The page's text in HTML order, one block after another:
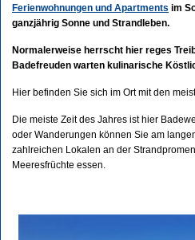
Ferienwohnungen und Apartments im
ganzjährig Sonne und Strandleben.
Normalerweise herrscht hier reges
Badefreuden warten kulinarische
Hier befinden Sie sich im Ort mit den
Die meiste Zeit des Jahres ist hier
oder Wanderungen können Sie am
zahlreichen Lokalen an der
Meeresfrüchte essen.